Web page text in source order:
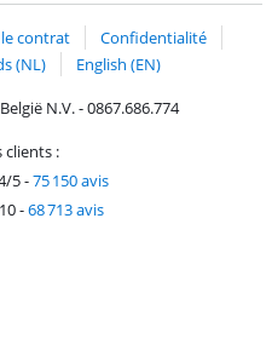
le contrat
Confidentialité
(NL)
English (EN)
N.V. - 0867.686.774
clients :
5-75 150 avis
-68 713 avis